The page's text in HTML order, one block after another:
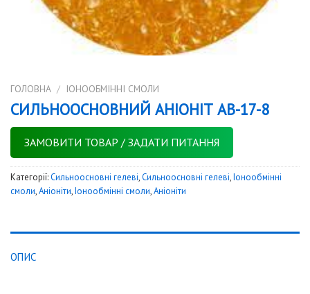
ГОЛОВНА / IОНООБМІННІ СМОЛИ
СИЛЬНООСНОВНИЙ АНІОНІТ АВ-17-8
ЗАМОВИТИ ТОВАР / ЗАДАТИ ПИТАННЯ
Категорії:Сильноосновні гелеві,Сильноосновні гелеві,Iонообмінні
смоли,Аніоніти,Iонообмінні смоли,Аніоніти
ОПИС